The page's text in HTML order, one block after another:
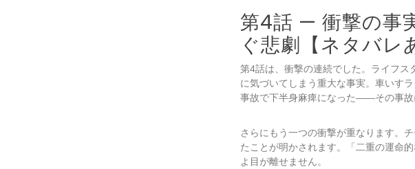
第4話 — 衝撃の事
ぐ悲劇【ネタバレ
第4話は、衝撃の連続でした。ライフス
に気づいてしまう重大な事実。車いす
事故で下半身麻痺になった——その事故
さらにもう一つの衝撃が重なります。
たことが明かされます。「二重の運命
よ目が離せません。